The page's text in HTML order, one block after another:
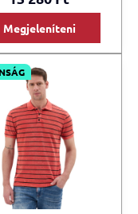
Megjeleníteni